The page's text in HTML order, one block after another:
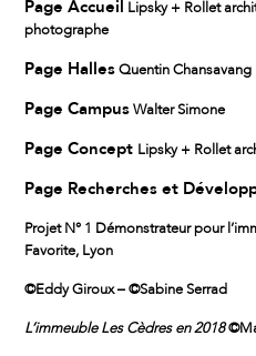
Page Accueil Lipsky + Rollet
photographe
Page HallesQuentin Chansavang
Page CampusWalter Simone
Page Concept Lipsky + Rollet
Page Recherches et
Projet N° 1 Démonstrateur pour
Favorite, Lyon
©Eddy Giroux – ©Sabine Serrad
L’immeuble Les Cèdres en 2018